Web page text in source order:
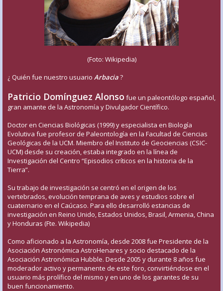
(Foto: Wikipedia)
¿ Quién fue nuestro usuario Arbacia?
Patricio Domínguez Alonso fue un paleontólogo español,
gran amante de la Astronomía y Divulgador Científico.
Doctor en Ciencias Biológicas (1999) y especialista en Biología
Evolutiva fue profesor de Paleontología en la Facultad de Ciencias
Geológicas de la UCM. Miembro del Instituto de Geociencias (CSIC-
UCM) desde su creación, estaba integrado en la línea de
Investigación del Centro “Episodios críticos en la historia de la
Tierra”.
Su trabajo de investigación se centró en el origen de los
vertebrados, evolución temprana de aves y estudios sobre el
cuaternario en el Caúcaso. Para ello desarrolló estancias de
investigación en Reino Unido, Estados Unidos, Brasil, Armenia, China
y Honduras (Fte. Wikipedia)
Como aficionado a la Astronomía, desde 2008 fue Presidente de la
Asociación Astronómica AstroHenares y socio destacado de la
Asociación Astronómica Hubble. Desde 2005 y durante 8 años fue
moderador activo y permanente de este foro, convirtiéndose en el
usuario más prolífico del mismo y en uno de los garantes de su
buen funcionamiento.